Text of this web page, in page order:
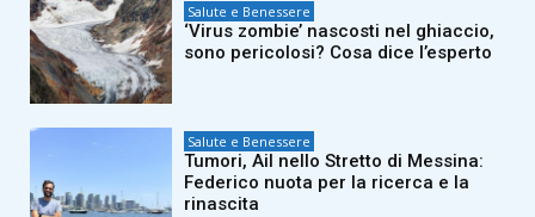
Salute e Benessere
‘Virus zombie’ nascosti nel ghiaccio,
sono pericolosi? Cosa dice l’esperto
Salute e Benessere
Tumori, Ail nello Stretto di Messina:
Federico nuota per la ricerca e la
rinascita